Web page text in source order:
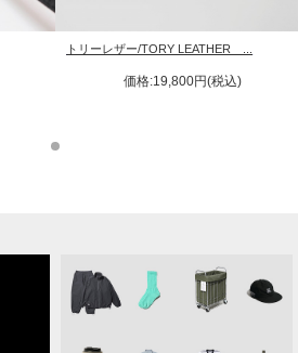
トリーレザー/TORY LEATHER ...
価格:19,800円(税込)